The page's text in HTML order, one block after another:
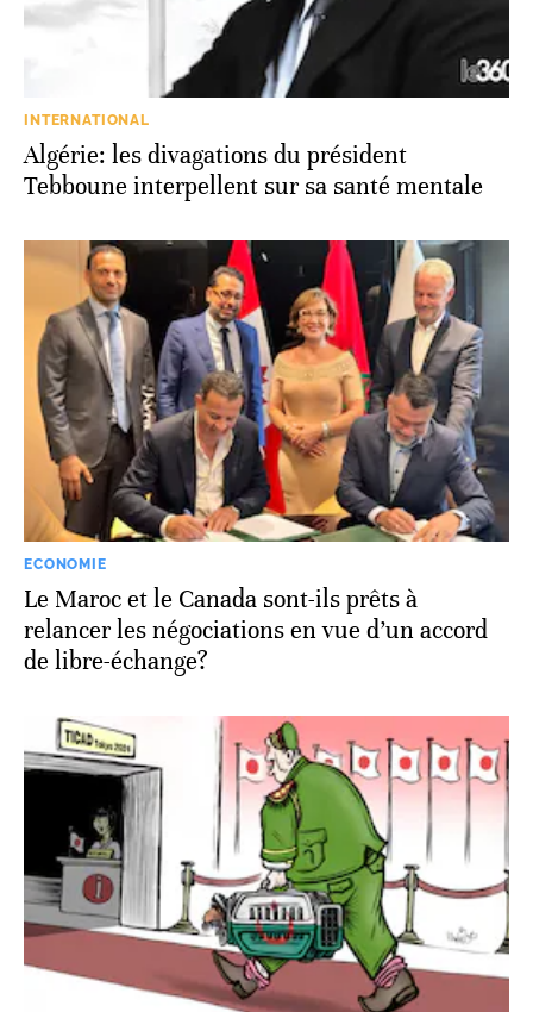
INTERNATIONAL
Algérie: les divagations du président
Tebboune interpellent sur sa santé mentale
ECONOMIE
Le Maroc et le Canada sont-ils prêts à
relancer les négociations en vue d’un accord
de libre-échange?